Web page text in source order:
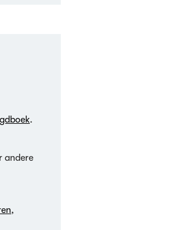
.
andere
,